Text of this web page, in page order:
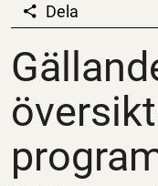
Dela